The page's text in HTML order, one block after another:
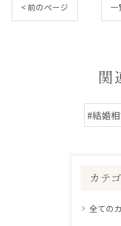
< 前のページ 一
関
#結婚
カテ
全ての